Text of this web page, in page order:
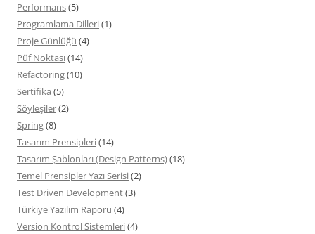
Performans(5)
Programlama Dilleri(1)
Proje Günlüğü (4)
Püf Noktası(14)
Refactoring(10)
Sertifika (5)
Söyleşiler(2)
Spring(8)
Tasarım Prensipleri(14)
Tasarım Şablonları (Design Patterns)(18)
Temel Prensipler Yazı Serisi(2)
Test Driven Development(3)
Türkiye Yazılım Raporu (4)
Version Kontrol Sistemleri(4)